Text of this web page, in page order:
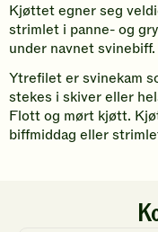
Kjøttet egner seg
strimlet i panne- og
under navnet svinebiff.
Ytrefilet er svinekam
stekes i skiver eller
Flott og mørt kjøtt.
biffmiddag eller